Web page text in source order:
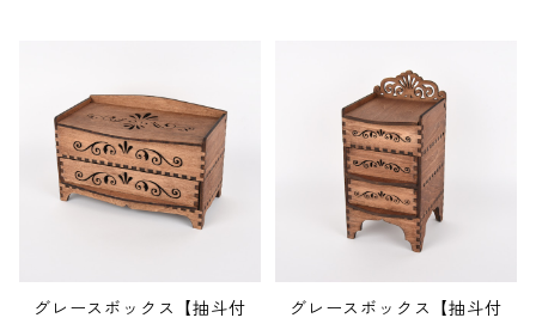
グレースボックス【抽斗付
グレースボックス【抽斗付